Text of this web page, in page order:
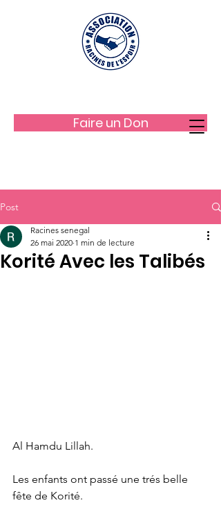
Faire un Don
Post
Korité Avec les Talibés
Racines senegal
26 mai 2020 1 min de lecture
Al Hamdu Lillah.
Les enfants ont passé une trés belle
fête de Korité.